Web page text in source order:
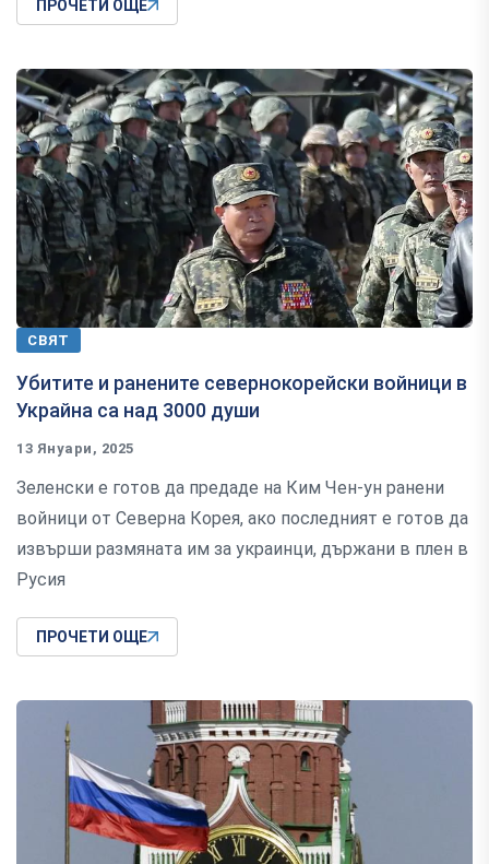
ПРОЧЕТИ ОЩЕ
СВЯТ
Убитите и ранените севернокорейски войници в
Украйна са над 3000 души
13 Януари, 2025
Зеленски е готов да предаде на Ким Чен-ун ранени
войници от Северна Корея, ако последният е готов да
извърши размяната им за украинци, държани в плен в
Русия
ПРОЧЕТИ ОЩЕ